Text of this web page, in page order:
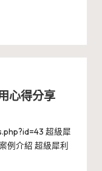
心得分享
超級犀
例介紹 超級犀利